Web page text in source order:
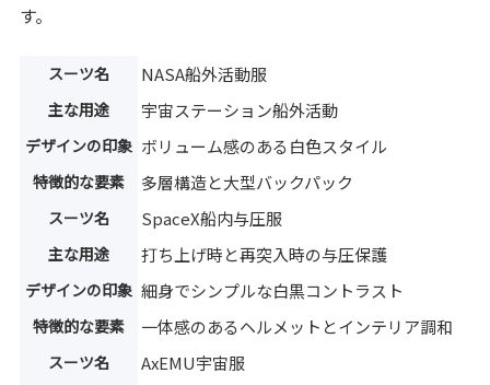
す。
スーツ名 NASA船外活動服
主な用途 宇宙ステーション船外活動
デザインの印象 ボリューム感のある白色スタイル
特徴的な要素 多層構造と大型バックパック
スーツ名 SpaceX船内与圧服
主な用途 打ち上げ時と再突入時の与圧保護
デザインの印象 細身でシンプルな白黒コントラスト
特徴的な要素 一体感のあるヘルメットとインテリア調和
スーツ名 AxEMU宇宙服